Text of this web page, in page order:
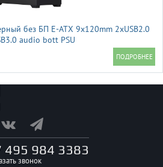
без БП E-ATX 9x120mm 2xUSB2.0
audio bott PSU
495 984 3383
звонок